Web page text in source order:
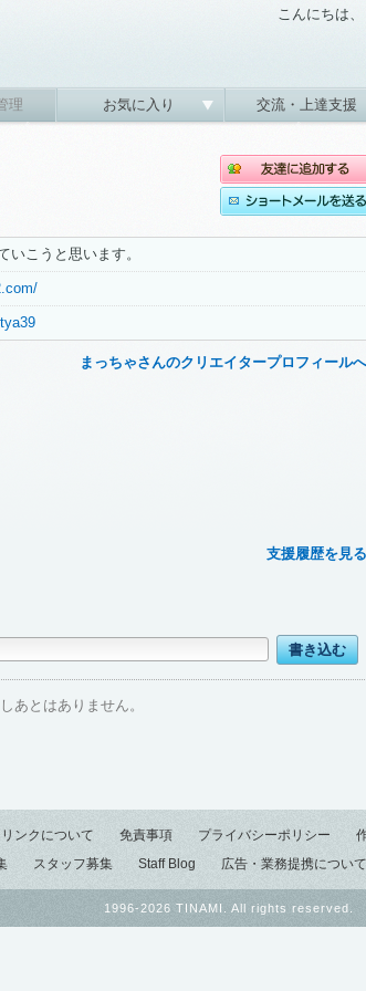
こんにちは
理 お気に入り 交流・上達支援
いこうと思います。
まっちゃさんのクリエイタープロフィールへ
支援履歴を見る
あとはありません。
リンクについて 免責事項 プライバシーポリシー
スタッフ募集 Staff Blog 広告・業務提携について
1996-2026 TINAMI. All rights reserved.